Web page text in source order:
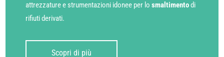
attrezzature e strumentazioni idonee per losmaltimentodi
rifiuti derivati.
Scopri di più